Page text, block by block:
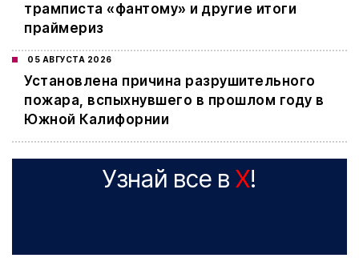
трамписта «фантому» и другие итоги
праймериз
05 АВГУСТА 2026
Установлена причина разрушительного
пожара, вспыхнувшего в прошлом году в
Южной Калифорнии
Узнай все в X!